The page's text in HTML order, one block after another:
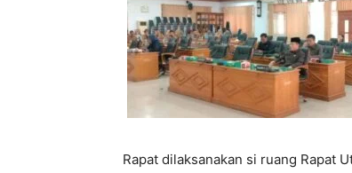
Rapat dilaksanakan si ruang Rapat